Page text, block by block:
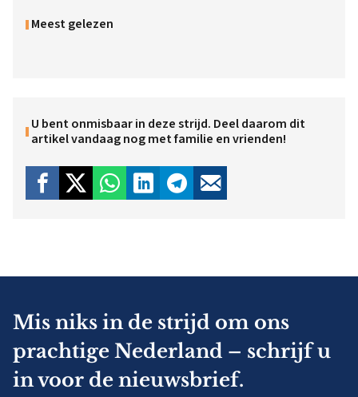
Meest gelezen
U bent onmisbaar in deze strijd. Deel daarom dit
artikel vandaag nog met familie en vrienden!
Mis niks in de strijd om ons
prachtige Nederland – schrijf u
in voor de nieuwsbrief.